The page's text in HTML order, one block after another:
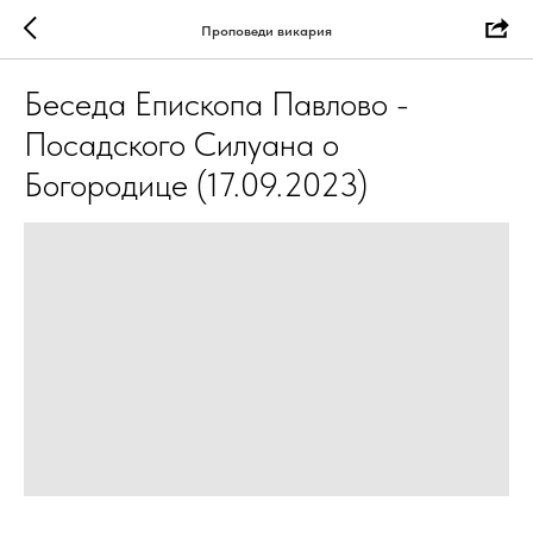
Проповеди викария
Беседа Епископа Павлово -
Посадского Силуана о
Богородице (17.09.2023)